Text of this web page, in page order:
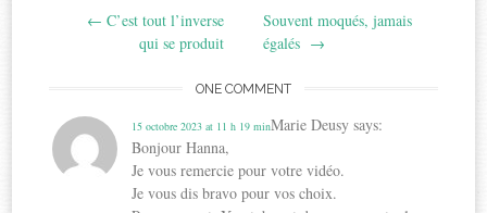
navigation
← C’est tout l’inverse
qui se produit
Souvent moqués, jamais
égalés →
ONE COMMENT
Marie Deusy says:
15 octobre 2023 at 11 h 19 min
Bonjour Hanna,
Je vous remercie pour votre vidéo.
Je vous dis bravo pour vos choix.